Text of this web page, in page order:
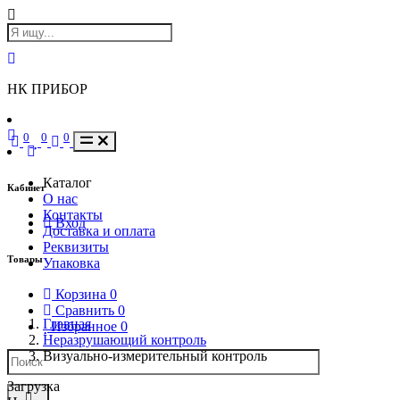
НК ПРИБОР
Кабинет
Вход
Товары
Корзина 0
Сравнить 0
Избранное 0
0 0 0
Каталог
О нас
Контакты
Доставка и оплата
Реквизиты
Упаковка
Главная
Неразрушающий контроль
Визуально-измерительный контроль
Загрузка